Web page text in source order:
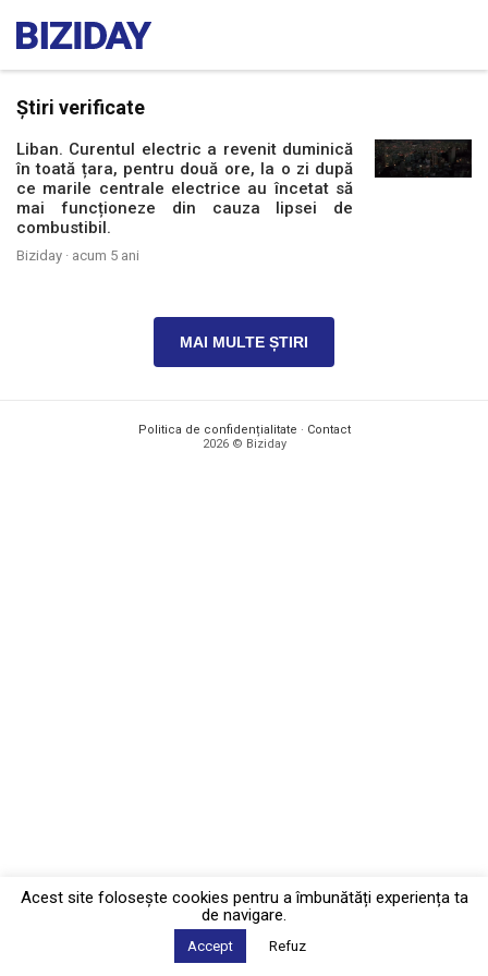
Știri verificate
Liban. Curentul electric a revenit duminică
în toată țara, pentru două ore, la o zi după
ce marile centrale electrice au încetat să
mai funcționeze din cauza lipsei de
combustibil.
Biziday · acum 5 ani
MAI MULTE ȘTIRI
Politica de confidențialitate · Contact
2026 © Biziday
Acest site foloseşte cookies pentru a îmbunătăți experiența ta
de navigare.
Accept Refuz